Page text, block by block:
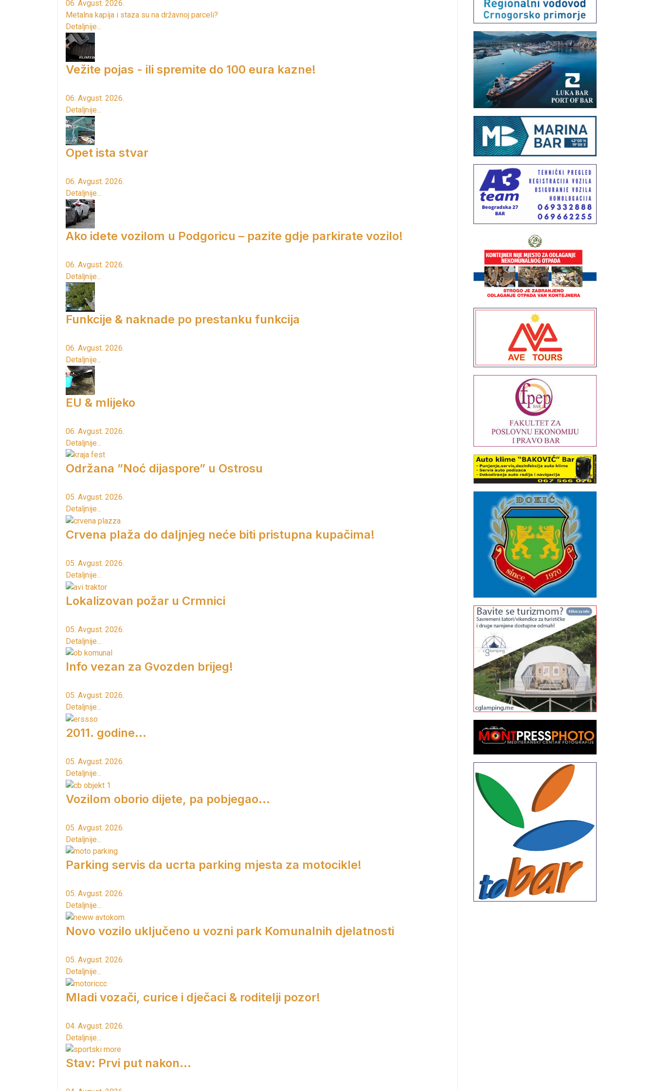
06. Avgust. 2026.
Metalna kapija i staza su na državnoj parceli?
Detaljnije...
Vežite pojas - ili spremite do 100 eura kazne!
06. Avgust. 2026.
Detaljnije...
Opet ista stvar
06. Avgust. 2026.
Detaljnije...
Ako idete vozilom u Podgoricu – pazite gdje parkirate vozilo!
06. Avgust. 2026.
Detaljnije...
Funkcije & naknade po prestanku funkcija
06. Avgust. 2026.
Detaljnije...
EU & mlijeko
06. Avgust. 2026.
Detaljnije...
Održana ”Noć dijaspore” u Ostrosu
05. Avgust. 2026.
Detaljnije...
Crvena plaža do daljnjeg neće biti pristupna kupačima!
05. Avgust. 2026.
Detaljnije...
Lokalizovan požar u Crmnici
05. Avgust. 2026.
Detaljnije...
Info vezan za Gvozden brijeg!
05. Avgust. 2026.
Detaljnije...
2011. godine...
05. Avgust. 2026.
Detaljnije...
Vozilom oborio dijete, pa pobjegao...
05. Avgust. 2026.
Detaljnije...
Parking servis da ucrta parking mjesta za motocikle!
05. Avgust. 2026.
Detaljnije...
Novo vozilo uključeno u vozni park Komunalnih djelatnosti
05. Avgust. 2026.
Detaljnije...
Mladi vozači, curice i dječaci & roditelji pozor!
04. Avgust. 2026.
Detaljnije...
Stav: Prvi put nakon…